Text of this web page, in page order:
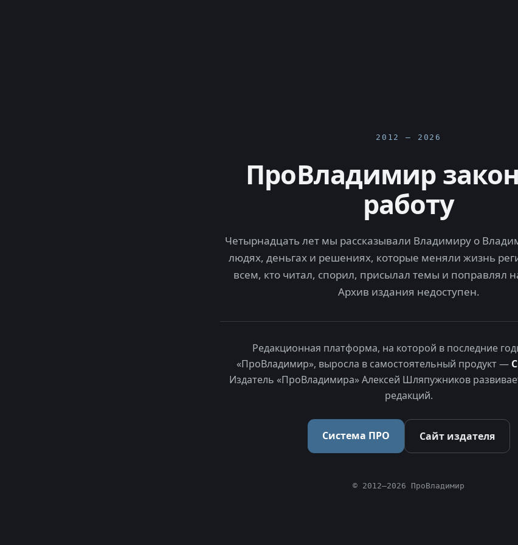
2012 — 2026
ПроВладимир
работу
Четырнадцать лет мы рассказывали Владимиру о
людях, деньгах и решениях, которые меняли жизнь
всем, кто читал, спорил, присылал темы и поправлял
Архив издания недоступен.
Редакционная платформа, на которой в последние
«ПроВладимир», выросла в самостоятельный продукт —
Издатель «ПроВладимира» Алексей Шляпужников
редакций.
Система ПРО Сайт издателя
© 2012–2026 ПроВладимир